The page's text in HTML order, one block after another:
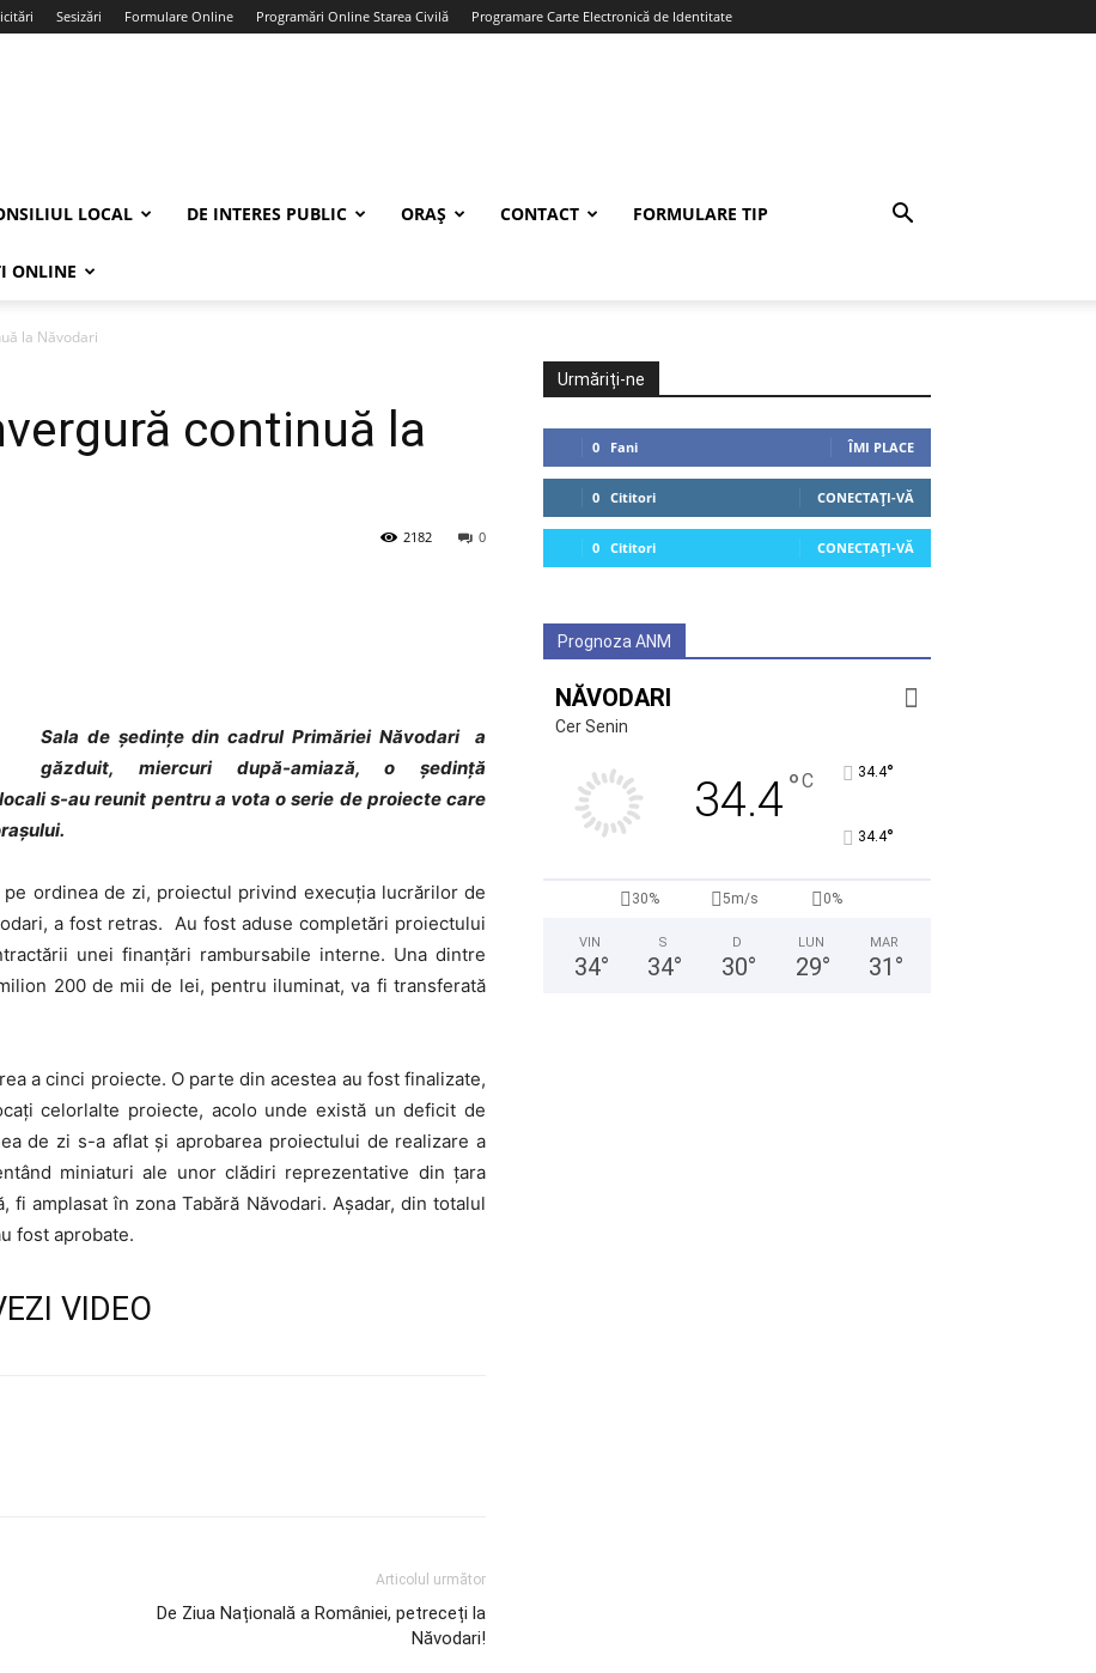
Sesizări Formulare Online Programări Online Starea Civilă Programare Carte Electronică de Identitate
LOCAL DE INTERES PUBLIC ORAȘ CONTACT FORMULARE TIP
ONLINE
la Năvodari
continuă la
0
2182
Sala de ședințe din cadrul Primăriei Năvodari a
găzduit, miercuri după-amiază, o ședință
s-au reunit pentru a vota o serie de proiecte care
ordinea de zi, proiectul privind execuția lucrărilor de
a fost retras. Au fost aduse completări proiectului
unei finanțări rambursabile interne. Una dintre
200 de mii de lei, pentru iluminat, va fi transferată
a cinci proiecte. O parte din acestea au fost finalizate,
celorlalte proiecte, acolo unde există un deficit de
de zi s-a aflat și aprobarea proiectului de realizare a
miniaturi ale unor clădiri reprezentative din țara
fi amplasat în zona Tabără Năvodari. Așadar, din totalul
fost aprobate.
VIDEO
Articolul următor
De Ziua Națională a României, petreceți la
Năvodari!
Urmăriți-ne
0 Fani ÎMI PLACE
0 Cititori CONECTAȚI-VĂ
0 Cititori CONECTAȚI-VĂ
Prognoza ANM
NĂVODARI
Cer Senin
34.4°C 34.4°
34.4°
30% 5m/s 0%
VIN
34°
S
34°
D
30°
LUN
29°
MAR
31 °